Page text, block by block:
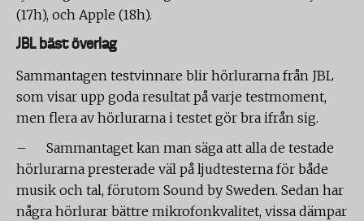
(17h), och Apple (18h).
JBL bäst överlag
Sammantagen testvinnare blir hörlurarna från JBL
som visar upp goda resultat på varje testmoment,
men flera av hörlurarna i testet gör bra ifrån sig.
– Sammantaget kan man säga att alla de testade
hörlurarna presterade väl på ljudtesterna för både
musik och tal, förutom Sound by Sweden. Sedan har
några hörlurar bättre mikrofonkvalitet, vissa dämpar